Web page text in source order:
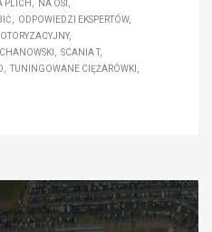
PLICH
NA OSI
ODPOWIEDZI EKSPERTÓW
SCANIA T
TUNINGOWANE CIĘŻARÓWKI